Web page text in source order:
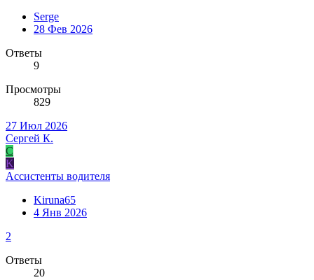
Serge
28 Фев 2026
Ответы
9
Просмотры
829
27 Июл 2026
Сергей К.
С
K
Ассистенты водителя
Kiruna65
4 Янв 2026
2
Ответы
20